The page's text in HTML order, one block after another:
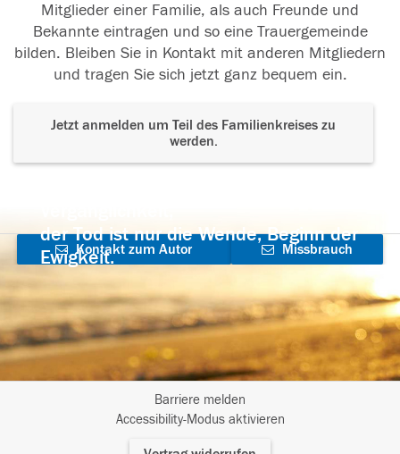
Mitglieder einer Familie, als auch Freunde und
Bekannte eintragen und so eine Trauergemeinde
bilden. Bleiben Sie in Kontakt mit anderen Mitgliedern
und tragen Sie sich jetzt ganz bequem ein.
Jetzt anmelden um Teil des Familienkreises zu
werden.
der Tod ist nur die Wende, Beginn der
Ewigkeit.
Kontakt zum Autor
aufnehmen
Missbrauch
Barriere melden
Accessibility-Modus aktivieren